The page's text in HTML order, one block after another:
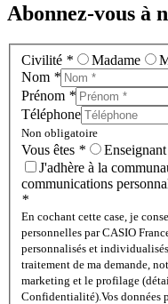
Abonnez-vous à
Civilité * Madame
Nom *
Prénom *
Téléphone
Non obligatoire
Vous êtes * Enseignant
J'adhère à la
communications
*
En cochant cette case, je
personnelles par CASIO
personnalisés et
traitement de ma demande,
marketing et le profilage
Confidentialité). Vos données